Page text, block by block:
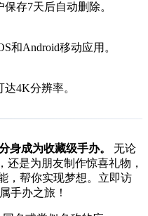
存7天后自动删除。
和Android移动应用。
4K分辨率。
身成为收藏级手办。
无论
是为朋友制作惊喜礼物，
，帮你实现梦想。立即访
手办之旅！